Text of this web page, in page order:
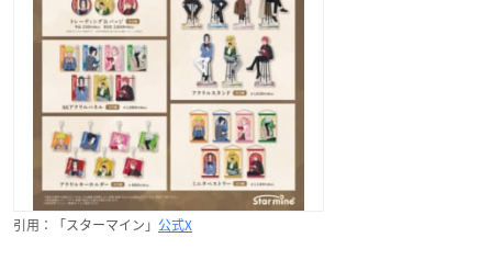
引用：「スターマイン」 公式X